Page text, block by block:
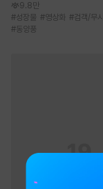
9.8만
#성장물 #영상화 #검객/무사
#동양풍